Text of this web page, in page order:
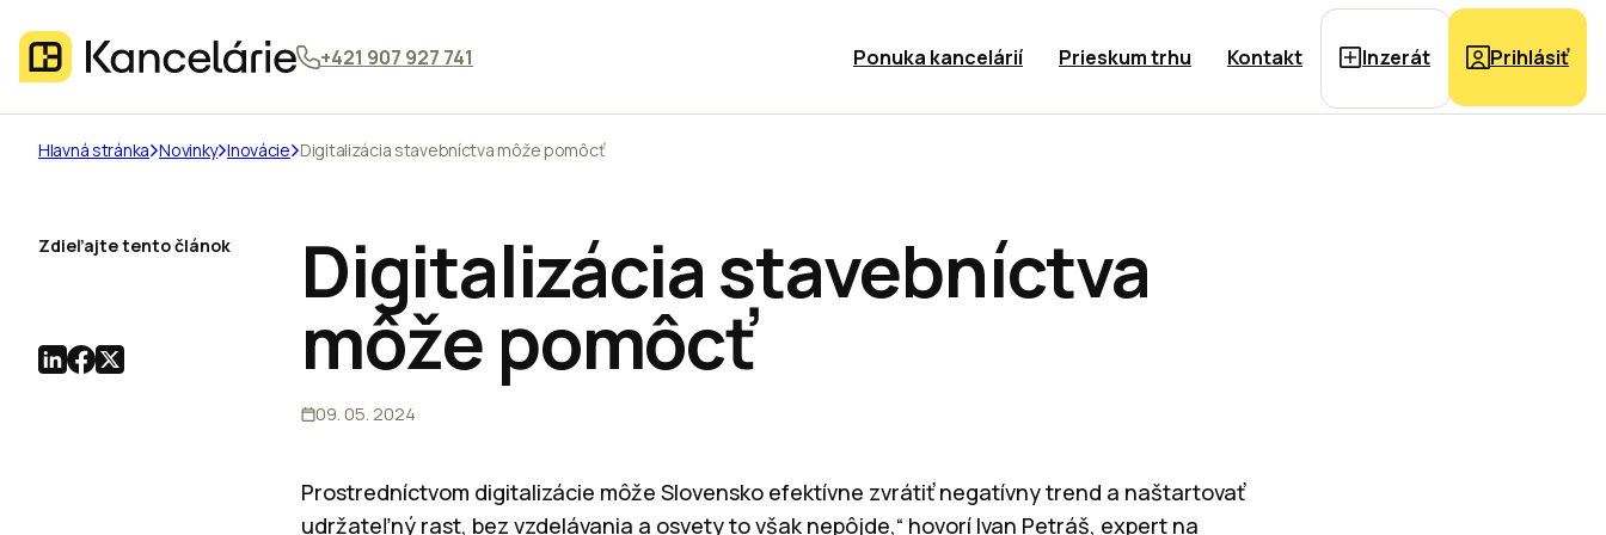
+421 907 927 741 Ponuka kancelárií Prieskum trhu Kontakt Inzerát Prihlásiť
Hlavná stránka Novinky Inovácie Digitalizácia stavebníctva môže pomôcť
Digitalizácia stavebníctva
môže pomôcť
09. 05. 2024
Prostredníctvom digitalizácie môže Slovensko efektívne zvrátiť negatívny trend a naštartovať
udržateľný rast, bez vzdelávania a osvety to však nepôjde,“ hovorí Ivan Petráš, expert na
Zdieľajte tento článok